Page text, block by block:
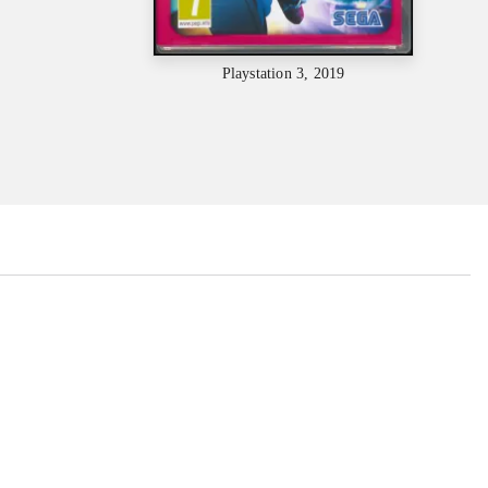
Playstation 3, 2019